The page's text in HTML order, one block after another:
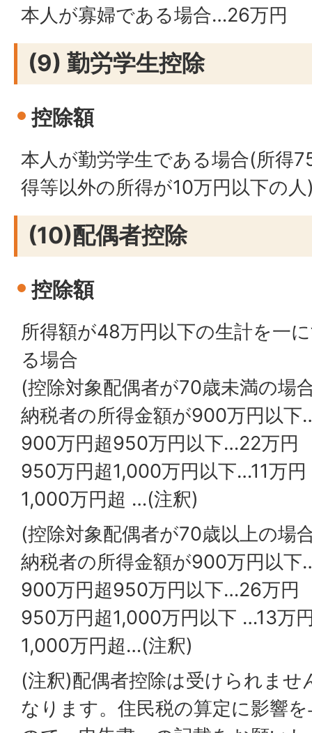
本人が寡婦である場合…26万円
(9) 勤労学生控除
控除額
本人が勤労学生である場合(所得
得等以外の所得が10万円以下の
(10)配偶者控除
控除額
所得額が48万円以下の生計を一
る場合
(控除対象配偶者が70歳未満の場
納税者の所得金額が900万円以
900万円超950万円以下…22万円
950万円超1,000万円以下…11万円
1,000万円超 …(注釈)
(控除対象配偶者が70歳以上の場
納税者の所得金額が900万円以
900万円超950万円以下…26万円
950万円超1,000万円以下 …13万
1,000万円超…(注釈)
(注釈)配偶者控除は受けられませ
なります。住民税の算定に影響